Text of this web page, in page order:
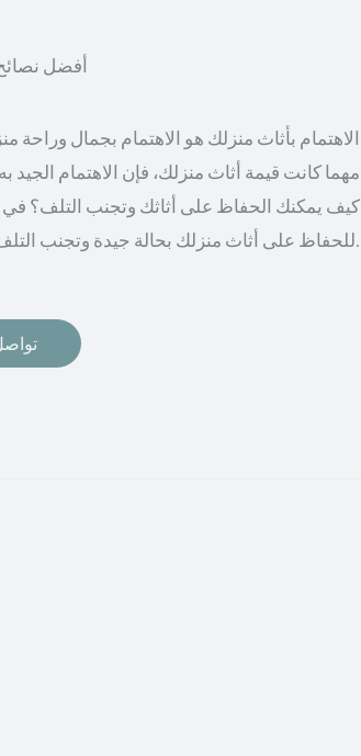
أفضل
الاهتمام بأثاث منزلك هو الاهتمام بجمال وراحة
مهما كانت قيمة أثاث منزلك، فإن الاهتمام
كيف يمكنك الحفاظ على أثاثك وتجنب التلف؟ في